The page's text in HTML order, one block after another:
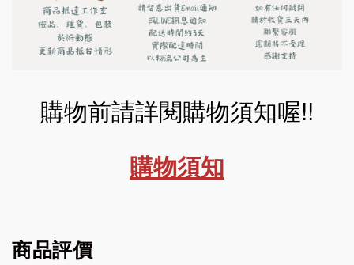
購物前請詳閱購物須知喔!!
購物須知
商品評價